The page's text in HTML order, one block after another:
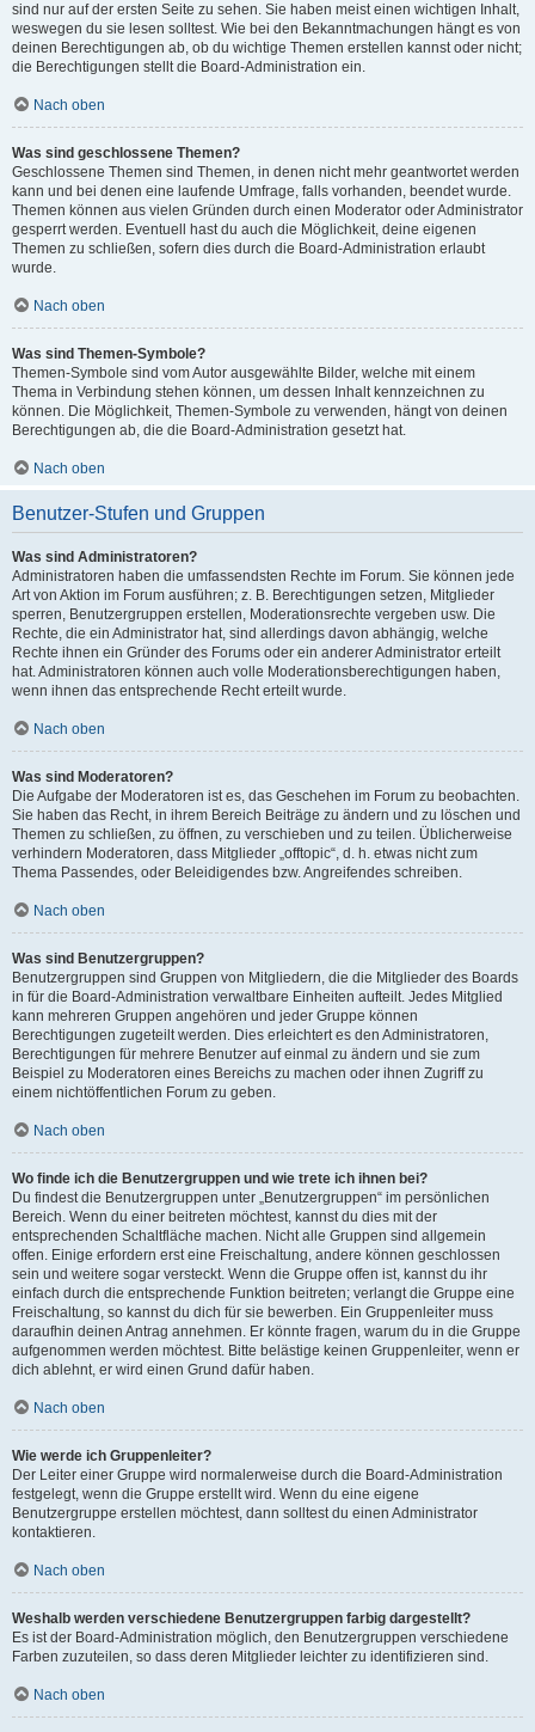
sind nur auf der ersten Seite zu sehen. Sie haben meist einen wichtigen Inhalt,
weswegen du sie lesen solltest. Wie bei den Bekanntmachungen hängt es von
deinen Berechtigungen ab, ob du wichtige Themen erstellen kannst oder nicht;
die Berechtigungen stellt die Board-Administration ein.
Nach oben
Was sind geschlossene Themen?
Geschlossene Themen sind Themen, in denen nicht mehr geantwortet werden
kann und bei denen eine laufende Umfrage, falls vorhanden, beendet wurde.
Themen können aus vielen Gründen durch einen Moderator oder Administrator
gesperrt werden. Eventuell hast du auch die Möglichkeit, deine eigenen
Themen zu schließen, sofern dies durch die Board-Administration erlaubt
wurde.
Nach oben
Was sind Themen-Symbole?
Themen-Symbole sind vom Autor ausgewählte Bilder, welche mit einem
Thema in Verbindung stehen können, um dessen Inhalt kennzeichnen zu
können. Die Möglichkeit, Themen-Symbole zu verwenden, hängt von deinen
Berechtigungen ab, die die Board-Administration gesetzt hat.
Nach oben
Benutzer-Stufen und Gruppen
Was sind Administratoren?
Administratoren haben die umfassendsten Rechte im Forum. Sie können jede
Art von Aktion im Forum ausführen; z. B. Berechtigungen setzen, Mitglieder
sperren, Benutzergruppen erstellen, Moderationsrechte vergeben usw. Die
Rechte, die ein Administrator hat, sind allerdings davon abhängig, welche
Rechte ihnen ein Gründer des Forums oder ein anderer Administrator erteilt
hat. Administratoren können auch volle Moderationsberechtigungen haben,
wenn ihnen das entsprechende Recht erteilt wurde.
Nach oben
Was sind Moderatoren?
Die Aufgabe der Moderatoren ist es, das Geschehen im Forum zu beobachten.
Sie haben das Recht, in ihrem Bereich Beiträge zu ändern und zu löschen und
Themen zu schließen, zu öffnen, zu verschieben und zu teilen. Üblicherweise
verhindern Moderatoren, dass Mitglieder „offtopic“, d. h. etwas nicht zum
Thema Passendes, oder Beleidigendes bzw. Angreifendes schreiben.
Nach oben
Was sind Benutzergruppen?
Benutzergruppen sind Gruppen von Mitgliedern, die die Mitglieder des Boards
in für die Board-Administration verwaltbare Einheiten aufteilt. Jedes Mitglied
kann mehreren Gruppen angehören und jeder Gruppe können
Berechtigungen zugeteilt werden. Dies erleichtert es den Administratoren,
Berechtigungen für mehrere Benutzer auf einmal zu ändern und sie zum
Beispiel zu Moderatoren eines Bereichs zu machen oder ihnen Zugriff zu
einem nichtöffentlichen Forum zu geben.
Nach oben
Wo finde ich die Benutzergruppen und wie trete ich ihnen bei?
Du findest die Benutzergruppen unter „Benutzergruppen“ im persönlichen
Bereich. Wenn du einer beitreten möchtest, kannst du dies mit der
entsprechenden Schaltfläche machen. Nicht alle Gruppen sind allgemein
offen. Einige erfordern erst eine Freischaltung, andere können geschlossen
sein und weitere sogar versteckt. Wenn die Gruppe offen ist, kannst du ihr
einfach durch die entsprechende Funktion beitreten; verlangt die Gruppe eine
Freischaltung, so kannst du dich für sie bewerben. Ein Gruppenleiter muss
daraufhin deinen Antrag annehmen. Er könnte fragen, warum du in die Gruppe
aufgenommen werden möchtest. Bitte belästige keinen Gruppenleiter, wenn er
dich ablehnt, er wird einen Grund dafür haben.
Nach oben
Wie werde ich Gruppenleiter?
Der Leiter einer Gruppe wird normalerweise durch die Board-Administration
festgelegt, wenn die Gruppe erstellt wird. Wenn du eine eigene
Benutzergruppe erstellen möchtest, dann solltest du einen Administrator
kontaktieren.
Nach oben
Weshalb werden verschiedene Benutzergruppen farbig dargestellt?
Es ist der Board-Administration möglich, den Benutzergruppen verschiedene
Farben zuzuteilen, so dass deren Mitglieder leichter zu identifizieren sind.
Nach oben